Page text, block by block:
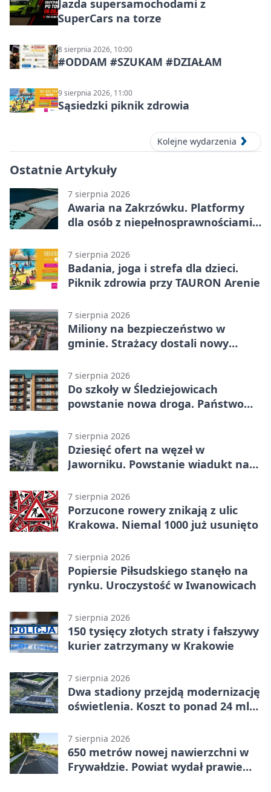
Jazda supersamochodami z
SuperCars na torze
8 sierpnia 2026, 10:00
#ODDAM #SZUKAM #DZIAŁAM
9 sierpnia 2026, 11:00
Sąsiedzki piknik zdrowia
Kolejne wydarzenia
Ostatnie Artykuły
7 sierpnia 2026
Awaria na Zakrzówku. Platformy
dla osób z niepełnosprawnościami
7 sierpnia 2026
Badania, joga i strefa dla dzieci.
Piknik zdrowia przy TAURON Arenie
7 sierpnia 2026
Miliony na bezpieczeństwo w
gminie. Strażacy dostali nowy
7 sierpnia 2026
Do szkoły w Śledziejowicach
powstanie nowa droga. Państwo
7 sierpnia 2026
Dziesięć ofert na węzeł w
Jaworniku. Powstanie wiadukt nad
7 sierpnia 2026
Porzucone rowery znikają z ulic
Krakowa. Niemal 1000 już usunięto
7 sierpnia 2026
Popiersie Piłsudskiego stanęło na
rynku. Uroczystość w Iwanowicach
7 sierpnia 2026
150 tysięcy złotych straty i fałszywy
kurier zatrzymany w Krakowie
7 sierpnia 2026
Dwa stadiony przejdą modernizację
oświetlenia. Koszt to ponad 24 mln
7 sierpnia 2026
650 metrów nowej nawierzchni w
Frywałdzie. Powiat wydał prawie